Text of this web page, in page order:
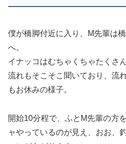
僕が橋脚付近に入り、M先輩は
へ。
イナッコはむちゃくちゃたくさ
流れもそこそこ聞いており、流
もお休みの様子。
開始10分程で、ふとM先輩の方
ャやっているのが見え、おお、